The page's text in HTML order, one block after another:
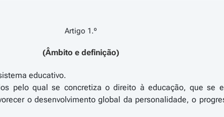
Artigo 1.º
(Âmbito e definição)
educativo.
pelo qual se concretiza o direito à educação, que se
o desenvolvimento global da personalidade, o